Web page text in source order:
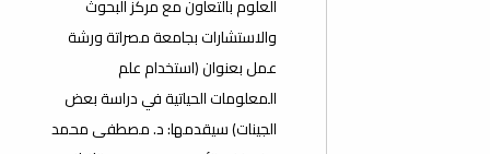
المعلومات الحياتية في دراسة بعض
الجينات) سيقدمها: د. مصطفى محمد